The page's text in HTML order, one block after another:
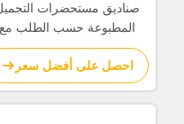
صناديق مستحضرات التجميل
المطبوعة حسب الطلب مع
نافذة | تغليف ورقي فاخر مع
شعار رقائق معدنية ساخنة
لمنتجات التجميل والعناية
بالبشرة
احصل على أفضل سعر